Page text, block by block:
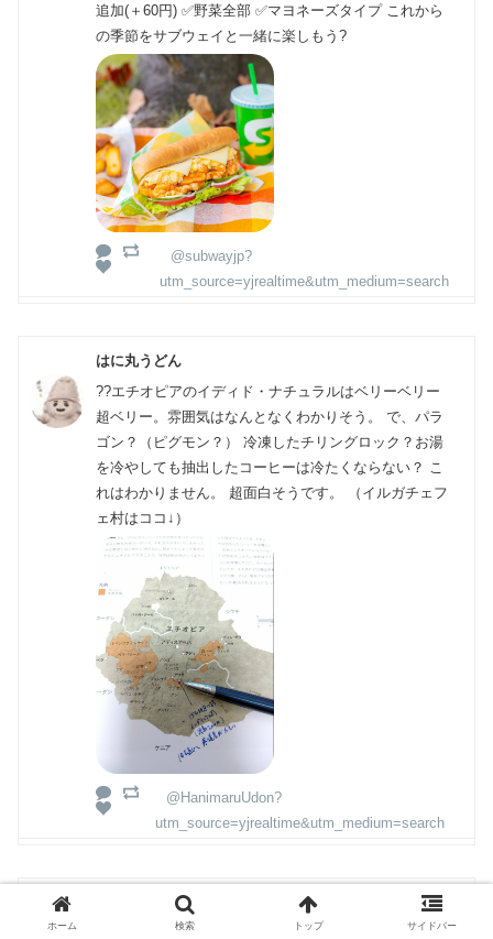
追加(＋60円) ✅野菜全部 ✅マヨネーズタイプ これから
の季節をサブウェイと一緒に楽しもう?
@subwayjp?
utm_source=yjrealtime&utm_medium=search
はに丸うどん
??エチオピアのイディド・ナチュラルはベリーベリー
超ベリー。雰囲気はなんとなくわかりそう。 で、パラ
ゴン？（ピグモン？） 冷凍したチリングロック？お湯
を冷やしても抽出したコーヒーは冷たくならない？ こ
れはわかりません。 超面白そうです。 （イルガチェフ
ェ村はココ↓）
@HanimaruUdon?
utm_source=yjrealtime&utm_medium=search
YOSHIHIRO
FMノースウェーブ「ムーブオンアップ」を聴きまし
ホーム 検索 トップ サイドバー